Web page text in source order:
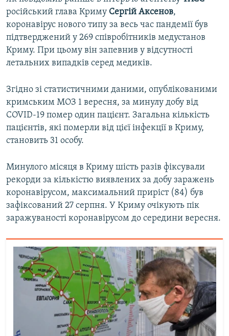
російський глава Криму Сергій Аксенов,
коронавірус нового типу за весь час пандемії був
підтверджений у 269 співробітників медустанов
Криму. При цьому він запевнив у відсутності
летальних випадків серед медиків.
Згідно зі статистичними даними, опублікованими
кримським МОЗ 1 вересня, за минулу добу від
COVID-19 помер один пацієнт. Загальна кількість
пацієнтів, які померли від цієї інфекції в Криму,
становить 31 особу.
Минулого місяця в Криму шість разів фіксували
рекорди за кількістю виявлених за добу заражень
коронавірусом, максимальний приріст (84) був
зафіксований 27 серпня. У Криму очікують пік
заражуваності коронавірусом до середини вересня.